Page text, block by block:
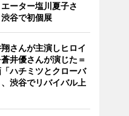
ーター塩川夏子さ
谷で初個展
さんが主演しヒロイ
井優さんが演じた＝
ハチミツとクローバ
渋谷でリバイバル上